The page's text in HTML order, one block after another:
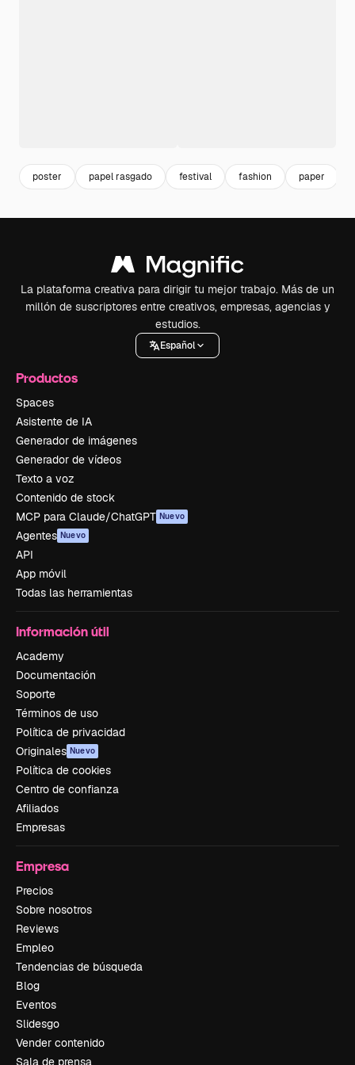
poster papel rasgado festival fashion paper
La plataforma creativa para dirigir tu mejor trabajo. Más de un
millón de suscriptores entre creativos, empresas, agencias y
estudios.
Español
Productos
Spaces
Asistente de IA
Generador de imágenes
Generador de vídeos
Texto a voz
Contenido de stock
MCP para Claude/ChatGPT Nuevo
Agentes Nuevo
API
App móvil
Todas las herramientas
Información útil
Academy
Documentación
Soporte
Términos de uso
Política de privacidad
Originales Nuevo
Política de cookies
Centro de confianza
Afiliados
Empresas
Empresa
Precios
Sobre nosotros
Reviews
Empleo
Tendencias de búsqueda
Blog
Eventos
Slidesgo
Vender contenido
Sala de prensa